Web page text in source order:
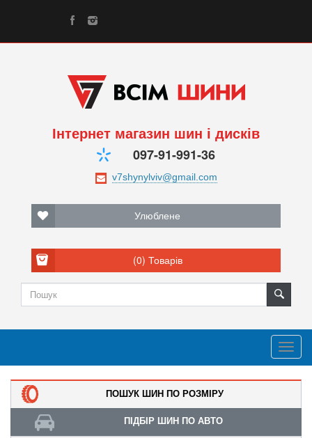
Інтернет магазин шин і дисків
097-91-991-36
Улюблене
(0) Товарів
ПОШУК ШИН ПО РОЗМІРУ
ПІДБІР ШИН ПО АВТО